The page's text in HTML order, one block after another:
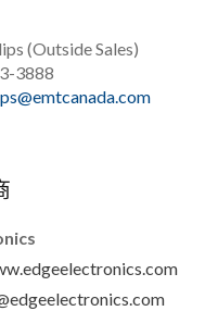
(Outside Sales)
3888